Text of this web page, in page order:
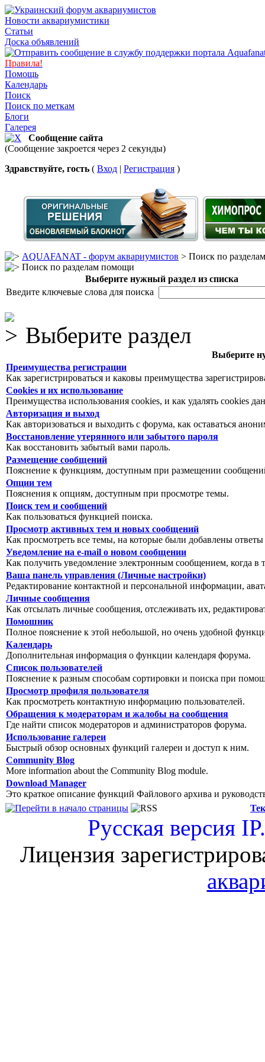
Новости аквариумистики
Статьи
Доска объявлений
Правила!
Помощь
Календарь
Поиск
Поиск по меткам
Блоги
Галерея
Сообщение сайта
(Сообщение закроется через 2 секунды)
Здравствуйте, гость ( Вход | Регистрация )
AQUAFANAT - форум аквариумистов > Поиск по
Поиск по разделам помощи
Выберите нужный раздел из списка
Введите ключевые слова для поиска
Выберите раздел
Выберите
Преимущества регистрации
Как зарегистрироваться и каковы преимущества
Cookies и их использование
Преимущества использования cookies, и как удалять cookies
Авторизация и выход
Как авторизоваться и выходить с форума, как оставаться
Восстановление утерянного или забытого пароля
Как восстановить забытый вами пароль.
Размещение сообщений
Пояснение к функциям, доступным при размещении
Опции тем
Пояснения к опциям, доступным при просмотре темы.
Поиск тем и сообщений
Как пользоваться функцией поиска.
Просмотр активных тем и новых сообщений
Как просмотреть все темы, на которые были добавлены
Уведомление на е-mail о новом сообщении
Как получить уведомление электронным сообщением, когда в
Ваша панель управления (Личные настройки)
Редактирование контактной и персональной информации,
Личные сообщения
Как отсылать личные сообщения, отслеживать их,
Помошник
Полное пояснение к этой небольшой, но очень удобной
Календарь
Дополнительная информация о функции календаря форума.
Список пользователей
Пояснение к разным способам сортировки и поиска при
Просмотр профиля пользователя
Как просмотреть контактную информацию пользователей.
Обращения к модераторам и жалобы на сообщения
Где найти список модераторов и администраторов форума.
Использование галереи
Быстрый обзор основных функций галереи и доступ к ним.
Community Blog
More information about the Community Blog module.
Download Manager
Это краткое описание функций Файлового архива и
Русская версия
Лицензия